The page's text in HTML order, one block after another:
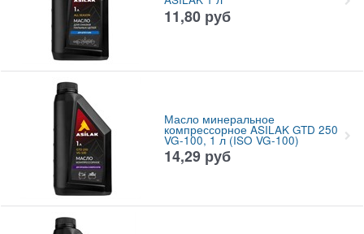
11,80 руб
Масло минеральное
компрессорное ASILAK GTD 250
VG-100, 1 л (ISO VG-100)
14,29 руб